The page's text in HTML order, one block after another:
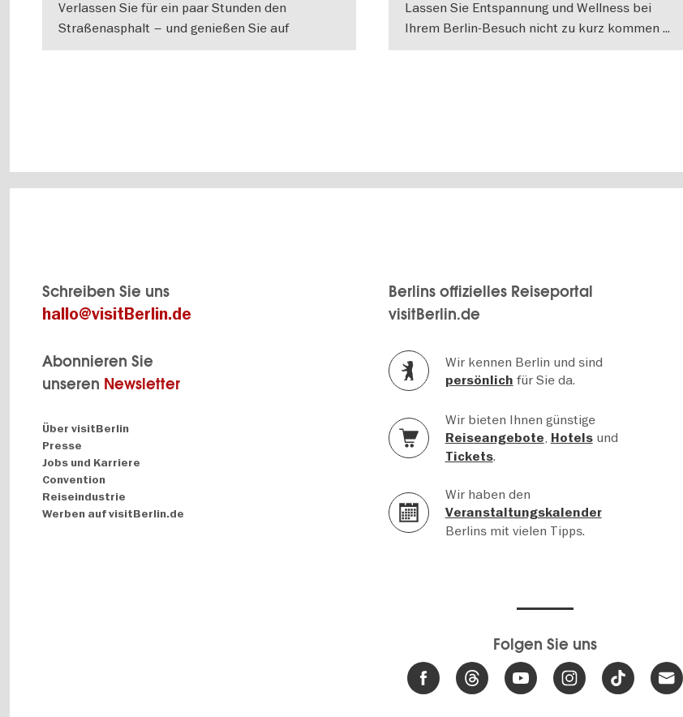
Verlassen Sie für ein paar Stunden den
Straßenasphalt – und genießen Sie auf
ausgewählten Wanderrouten in Berlin und
Lassen Sie Entspannung und Wellness bei
Ihrem Berlin-Besuch nicht zu kurz kommen ...
Schreiben Sie uns
hallo@visitBerlin.de
Abonnieren Sie
unseren Newsletter
Navigation:
About
Über visitBerlin
Presse
Jobs und Karriere
Convention
Reiseindustrie
Werben auf visitBerlin.de
Berlins offizielles Reiseportal
visitBerlin.de
Wir kennen Berlin und sind
persönlich für Sie da.
Wir bieten Ihnen günstige
Reiseangebote, Hotelsund
Tickets.
Wir haben den
Veranstaltungskalender
Berlins mit vielen Tipps.
Folgen Sie uns